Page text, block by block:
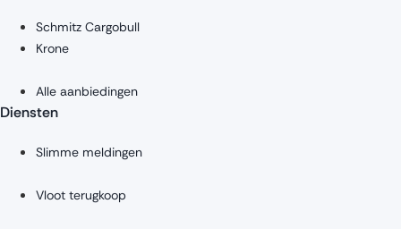
Schmitz Cargobull
Krone
Alle aanbiedingen
Diensten
Slimme meldingen
Vloot terugkoop